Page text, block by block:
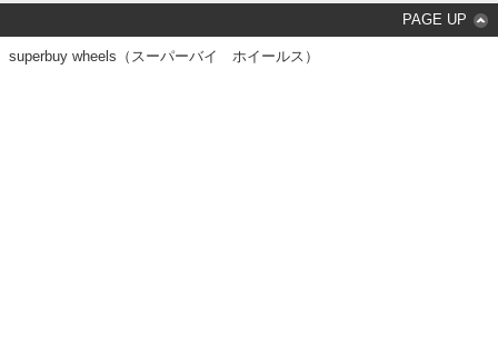
PAGE UP
superbuy wheels（スーパーバイ ホイールス）